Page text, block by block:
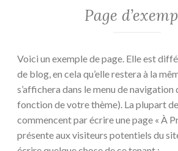
Page
Voici un exemple de page. Elle est
de blog, en cela qu’elle restera à la
s’affichera dans le menu de navigation
fonction de votre thème). La plupart
commencent par écrire une page « À
présente aux visiteurs potentiels du